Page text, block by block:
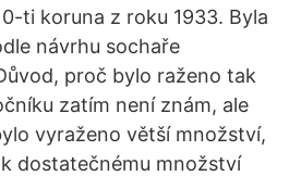
ti koruna z roku 1933. Byla
návrhu sochaře
proč bylo raženo tak
zatím není znám, ale
vyraženo větší množství,
dostatečnému množství